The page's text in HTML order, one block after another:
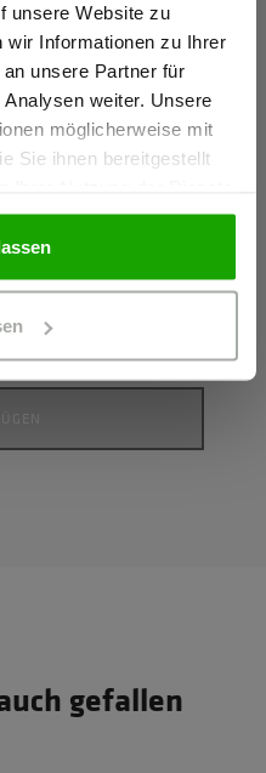
unsere Website zu
wir Informationen zu Ihrer
unsere Partner für
weiter. Unsere
möglicherweise mit
Sie ihnen bereitgestellt
gefallen
bin. Alle
ausgewiesen.